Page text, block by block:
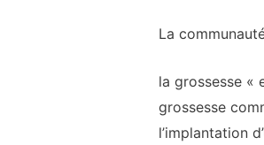
La
la grossesse «
grossesse
l’implantation